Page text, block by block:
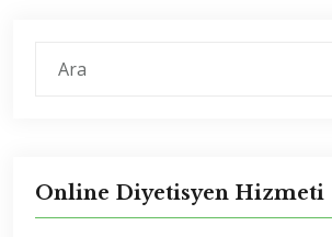
Online Diyetisyen Hizmeti